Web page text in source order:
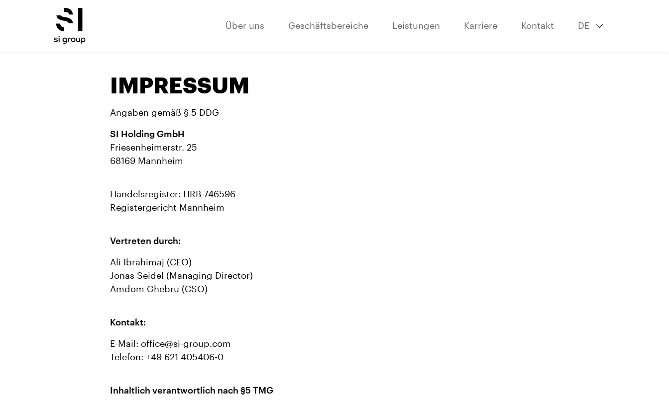
Über uns Geschäftsbereiche Leistungen Karriere Kontakt DE
IMPRESSUM
Angaben gemäß § 5 DDG
SI Holding GmbH
Friesenheimerstr. 25
68169 Mannheim
Handelsregister: HRB 746596
Registergericht Mannheim
Vertreten durch:
Ali Ibrahimaj (CEO)
Jonas Seidel (Managing Director)
Amdom Ghebru (CSO)
Kontakt:
E-Mail: office@si-group.com
Telefon: +49 621 405406-0
Inhaltlich verantwortlich nach §5 TMG